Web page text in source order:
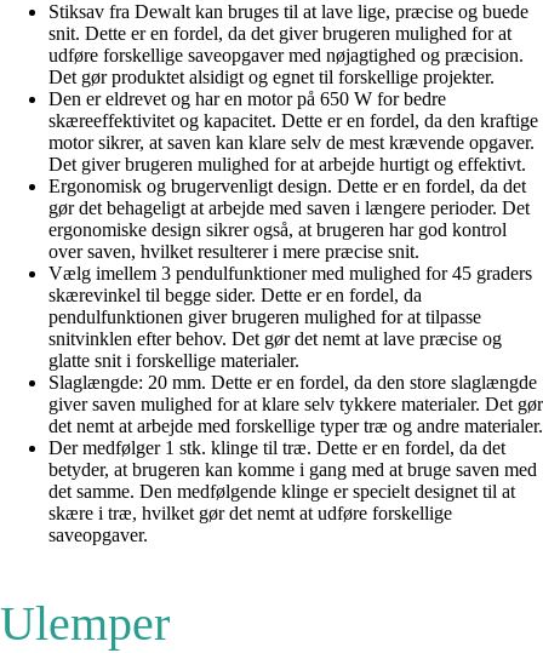
Stiksav fra Dewalt kan bruges til at lave lige, præcise og buede
snit. Dette er en fordel, da det giver brugeren mulighed for at
udføre forskellige saveopgaver med nøjagtighed og præcision.
Det gør produktet alsidigt og egnet til forskellige projekter.
Den er eldrevet og har en motor på 650 W for bedre
skæreeffektivitet og kapacitet. Dette er en fordel, da den kraftige
motor sikrer, at saven kan klare selv de mest krævende opgaver.
Det giver brugeren mulighed for at arbejde hurtigt og effektivt.
Ergonomisk og brugervenligt design. Dette er en fordel, da det
gør det behageligt at arbejde med saven i længere perioder. Det
ergonomiske design sikrer også, at brugeren har god kontrol
over saven, hvilket resulterer i mere præcise snit.
Vælg imellem 3 pendulfunktioner med mulighed for 45 graders
skærevinkel til begge sider. Dette er en fordel, da
pendulfunktionen giver brugeren mulighed for at tilpasse
snitvinklen efter behov. Det gør det nemt at lave præcise og
glatte snit i forskellige materialer.
Slaglængde: 20 mm. Dette er en fordel, da den store slaglængde
giver saven mulighed for at klare selv tykkere materialer. Det gør
det nemt at arbejde med forskellige typer træ og andre materialer.
Der medfølger 1 stk. klinge til træ. Dette er en fordel, da det
betyder, at brugeren kan komme i gang med at bruge saven med
det samme. Den medfølgende klinge er specielt designet til at
skære i træ, hvilket gør det nemt at udføre forskellige
saveopgaver.
Ulemper